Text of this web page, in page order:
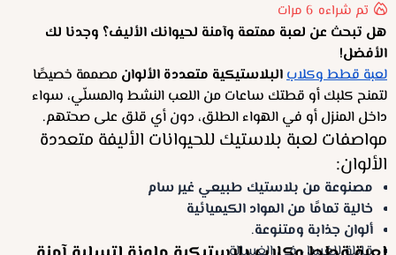
تم شراءه 6 مرات
هل تبحث عن لعبة ممتعة وآمنة لحيوانك الأليف؟ وجدنا لك
الأفضل!
لعبة قطط وكلابالبلاستيكية متعددة الألوان مصممة خصيصًا
لتمنح كلبك أو قطتك ساعات من اللعب النشط والمسلّي، سواء
داخل المنزل أو في الهواء الطلق، دون أي قلق على صحتهم.
مواصفات لعبة بلاستيك للحيوانات الأليفة متعددة
الألوان:
مصنوعة من بلاستيك طبيعي غير سام
خالية تمامًا من المواد الكيميائية
ألوان جذابة ومتنوعة.